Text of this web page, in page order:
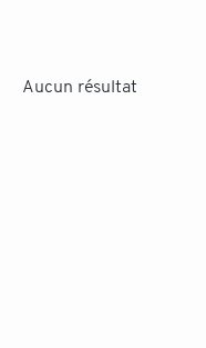
Aucun résultat